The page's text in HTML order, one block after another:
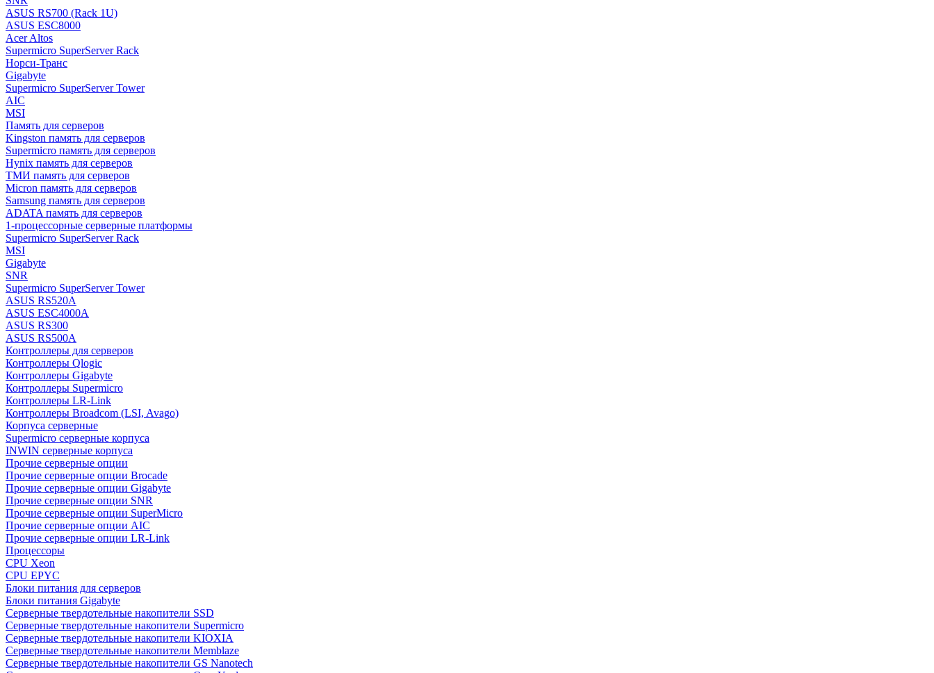
ASUS RS700 (Rack 1U)
ASUS ESC8000
Acer Altos
Supermicro SuperServer Rack
Норси-Транс
Gigabyte
Supermicro SuperServer Tower
AIC
MSI
Память для серверов
Kingston память для серверов
Supermicro память для серверов
Hynix память для серверов
ТМИ память для серверов
Micron память для серверов
Samsung память для серверов
ADATA память для серверов
1-процессорные серверные платформы
Supermicro SuperServer Rack
MSI
Gigabyte
SNR
Supermicro SuperServer Tower
ASUS RS520A
ASUS ESC4000A
ASUS RS300
ASUS RS500A
Контроллеры для серверов
Контроллеры Qlogic
Контроллеры Gigabyte
Контроллеры Supermicro
Контроллеры LR-Link
Контроллеры Broadcom (LSI, Avago)
Корпуса серверные
Supermicro серверные корпуса
INWIN серверные корпуса
Прочие серверные опции
Прочие серверные опции Brocade
Прочие серверные опции Gigabyte
Прочие серверные опции SNR
Прочие серверные опции SuperMicro
Прочие серверные опции AIC
Прочие серверные опции LR-Link
Процессоры
CPU Xeon
CPU EPYC
Блоки питания для серверов
Блоки питания Gigabyte
Серверные твердотельные накопители SSD
Cерверные твердотельные накопители Supermicro
Cерверные твердотельные накопители KIOXIA
Cерверные твердотельные накопители Memblaze
Cерверные твердотельные накопители GS Nanotech